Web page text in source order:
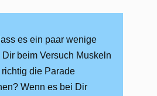
es ein paar wenige
beim Versuch Muskeln
die Parade
Wenn es bei Dir